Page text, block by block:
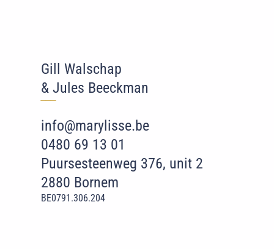
Gill Walschap
& Jules Beeckman
info@marylisse.be
0480 69 13 01
Puursesteenweg 376, unit 2
2880 Bornem
BE0791.306.204